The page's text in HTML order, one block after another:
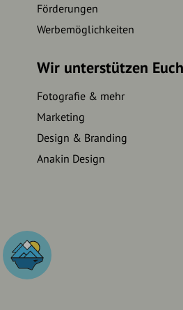
Förderungen
Werbemöglichkeiten
Wir unterstützen Euch
Fotografie & mehr
Marketing
Design & Branding
Anakin Design